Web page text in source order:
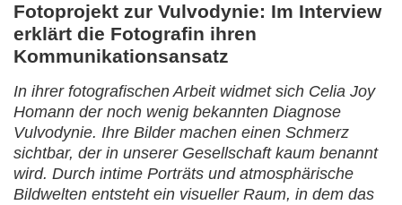
Fotoprojekt zur Vulvodynie: Im Interview
erklärt die Fotografin ihren
Kommunikationsansatz
In ihrer fotografischen Arbeit widmet sich Celia Joy
Homann der noch wenig bekannten Diagnose
Vulvodynie. Ihre Bilder machen einen Schmerz
sichtbar, der in unserer Gesellschaft kaum benannt
wird. Durch intime Porträts und atmosphärische
Bildwelten entsteht ein visueller Raum, in dem das